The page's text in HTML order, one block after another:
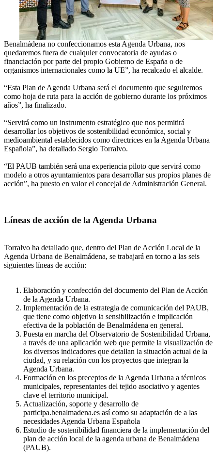
Benalmádena no confeccionamos esta Agenda Urbana, nos
quedaremos fuera de cualquier convocatoria de ayudas o
financiación por parte del propio Gobierno de España o de
organismos internacionales como la UE”, ha recalcado el alcalde.
“Esta Plan de Agenda Urbana será el documento que seguiremos
como hoja de ruta para la acción de gobierno durante los próximos
años”, ha finalizado.
“Servirá como un instrumento estratégico que nos permitirá
desarrollar los objetivos de sostenibilidad económica, social y
medioambiental establecidos como directrices en la Agenda Urbana
Española”, ha detallado Sergio Torralvo.
“El PAUB también será una experiencia piloto que servirá como
modelo a otros ayuntamientos para desarrollar sus propios planes de
acción”, ha puesto en valor el concejal de Administración General.
Líneas de acción de la Agenda Urbana
Torralvo ha detallado que, dentro del Plan de Acción Local de la
Agenda Urbana de Benalmádena, se trabajará en torno a las seis
siguientes líneas de acción:
Elaboración y confección del documento del Plan de Acción
de la Agenda Urbana.
Implementación de la estrategia de comunicación del PAUB,
que tiene como objetivo la sensibilización e implicación
efectiva de la población de Benalmádena en general.
Puesta en marcha del Observatorio de Sostenibilidad Urbana,
a través de una aplicación web que permite la visualización de
los diversos indicadores que detallan la situación actual de la
ciudad, y su relación con los proyectos que integran la
Agenda Urbana.
Formación en los preceptos de la Agenda Urbana a técnicos
municipales, representantes del tejido asociativo y agentes
clave el territorio municipal.
Actualización, soporte y desarrollo de
participa.benalmadena.es así como su adaptación de a las
necesidades Agenda Urbana Española
Estudio de sostenibilidad financiera de la implementación del
plan de acción local de la agenda urbana de Benalmádena
(PAUB).